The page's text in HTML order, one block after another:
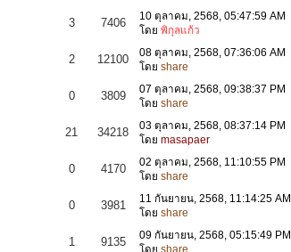
3 7406
10 ตุลาคม, 2568, 05:47:59 AM
โดย พิกุลแก้ว
2 12100
08 ตุลาคม, 2568, 07:36:06 AM
โดย share
0 3809
07 ตุลาคม, 2568, 09:38:37 PM
โดย share
21 34218
03 ตุลาคม, 2568, 08:37:14 PM
โดย masapaer
0 4170
02 ตุลาคม, 2568, 11:10:55 PM
โดย share
0 3981
11 กันยายน, 2568, 11:14:25 AM
โดย share
1 9135
09 กันยายน, 2568, 05:15:49 PM
โดย share